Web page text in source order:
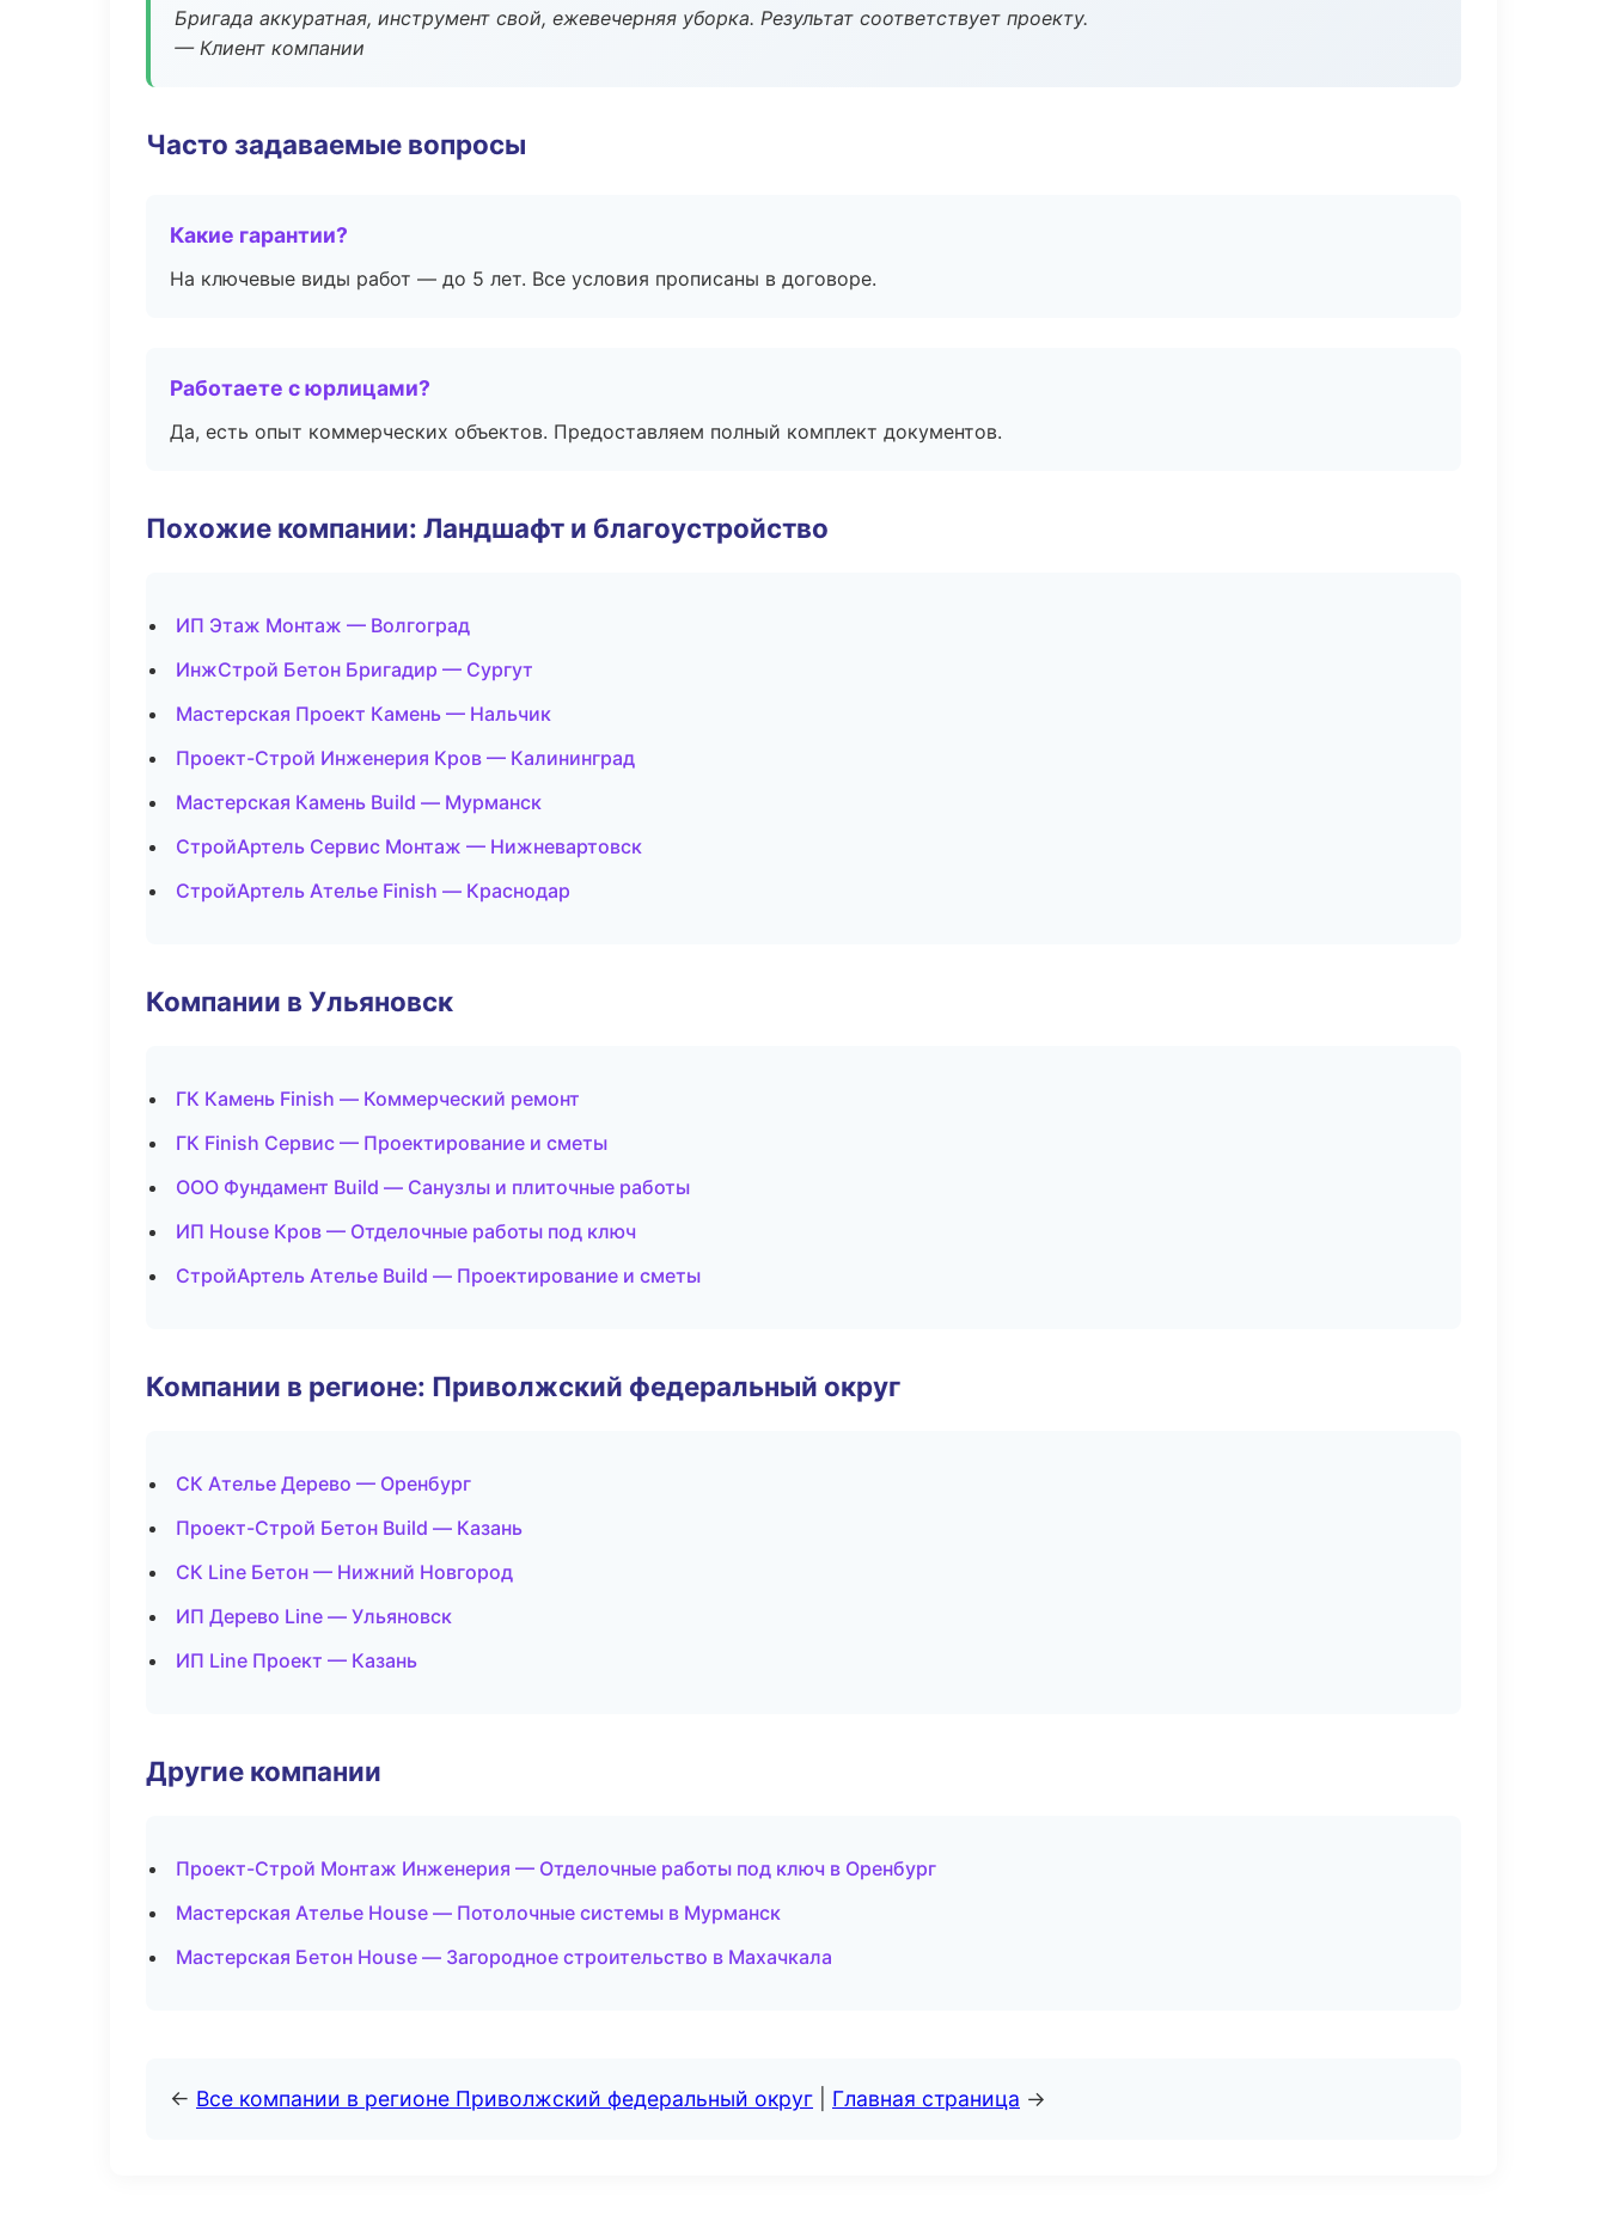
Бригада аккуратная, инструмент свой, ежевечерняя уборка. Результат соответствует проекту.
— Клиент компании
Часто задаваемые вопросы
Какие гарантии?
На ключевые виды работ — до 5 лет. Все условия прописаны в договоре.
Работаете с юрлицами?
Да, есть опыт коммерческих объектов. Предоставляем полный комплект документов.
Похожие компании: Ландшафт и благоустройство
ИП Этаж Монтаж — Волгоград
ИнжСтрой Бетон Бригадир — Сургут
Мастерская Проект Камень — Нальчик
Проект-Строй Инженерия Кров — Калининград
Мастерская Камень Build — Мурманск
СтройАртель Сервис Монтаж — Нижневартовск
СтройАртель Ателье Finish — Краснодар
Компании в Ульяновск
ГК Камень Finish — Коммерческий ремонт
ГК Finish Сервис — Проектирование и сметы
ООО Фундамент Build — Санузлы и плиточные работы
ИП House Кров — Отделочные работы под ключ
СтройАртель Ателье Build — Проектирование и сметы
Компании в регионе: Приволжский федеральный округ
СК Ателье Дерево — Оренбург
Проект-Строй Бетон Build — Казань
СК Line Бетон — Нижний Новгород
ИП Дерево Line — Ульяновск
ИП Line Проект — Казань
Другие компании
Проект-Строй Монтаж Инженерия — Отделочные работы под ключ в Оренбург
Мастерская Ателье House — Потолочные системы в Мурманск
Мастерская Бетон House — Загородное строительство в Махачкала
← Все компании в регионе Приволжский федеральный округ Главная страница →